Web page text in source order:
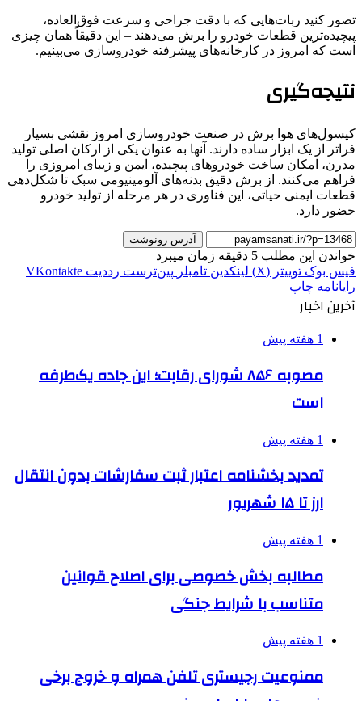
تصور کنید ربات‌هایی که با دقت جراحی و سرعت فوق‌العاده،
پیچیده‌ترین قطعات خودرو را برش می‌دهند – این دقیقاً همان چیزی
است که امروز در کارخانه‌های پیشرفته خودروسازی می‌بینیم.
نتیجه‌گیری
کپسول‌های هوا برش در صنعت خودروسازی امروز نقشی بسیار
فراتر از یک ابزار ساده دارند. آنها به عنوان یکی از ارکان اصلی تولید
مدرن، امکان ساخت خودروهای پیچیده، ایمن و زیبای امروزی را
فراهم می‌کنند. از برش دقیق بدنه‌های آلومینیومی سبک تا شکل‌دهی
قطعات ایمنی حیاتی، این فناوری در هر مرحله از تولید خودرو
حضور دارد.
آدرس رونوشت
خواندن این مطلب 5 دقیقه زمان میبرد
فیس بوک توییتر (X) لینکدین ‫تامبلر ‫پین‌ترست ‫رددیت ‫VKontakte
رایانامه چاپ
آخرین اخبار
1 هفته پیش
مصوبه ۸۵۶ شورای رقابت؛ این جاده یک‌طرفه
است
1 هفته پیش
تمدید بخشنامه اعتبار ثبت سفارشات بدون انتقال
ارز تا ۱۵ شهریور
1 هفته پیش
مطالبه بخش خصوصی برای اصلاح قوانین
متناسب با شرایط جنگی
1 هفته پیش
ممنوعیت رجیستری تلفن همراه و خروج برخی